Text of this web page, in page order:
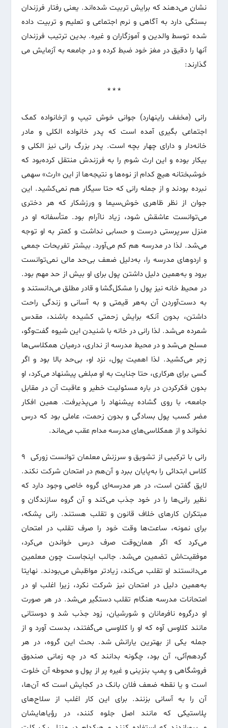
نشان می‌دهند که برایش تربیت شده‌اند. یعنی رفتار فرزندان
بستگی دارد به آگاهی و نرم اجتماعی و تعلیم و تربیت داده
شده توسط والدین و آموزگاران و غیره. بدین ترتیب فرزندان
آنها را دقیق در مغز خود ضبط کرده و در جامعه به آزمایش می
گذارند:
* * *
رانی (مخفف راینهارد) جوانی خوش تیپ و ازخانواده کمک
اجتماعی بگیری آمده است که پدر خانواده الکلی و مادر
خانه‌دار و دارای چهار بچه است. پدر بزرگ رانی نیز الکلی و
بیکار بوده و این ارث شوم را به فرزندش منتقل کرده‌بود که
خوشبختانه هیچ کدام از نوه‌ها و نتیجه‌ها از این «ارث» سهمی
نبرده بودند و از جمله رانی که حتا سیگار هم نمی‌کشید. این
جوان از نظر ظاهری خوش‌سیما و ورزشکار که هر دختری
می‌توانست عاشقش شود، زیاد نا‌آرام بود. متأسفانه او در
منزل سر‌پرستی درست و حسابی نداشت و کمتر به او توجه
می‌شد. لذا در مدرسه هم کم می‌آورد. بیشتر تفریحات جمعی
و اردوهای مدرسه را، به‌دلیل ضعف بی‌حد مالی نمی‌توانست
برود و به‌همین دلیل داشتن پول برای او بیش از حد مهم بود.
در محیط خانه نیز پول را مشکل‌گشا و قادر مطلق می‌دانستند و
به دست‌آوردن آن به‌هر قیمتی و به آسانی و زندگی راحت
داشتن، بدون آنکه برایش زحمتی کشیده باشند، مقدس
شمرده می‌شد. لذا رانی در خانه با شنیدن این شیوه گفت‌وگو،
مسلح می‌شد و در محیط مدرسه از نداری، درمیان همکلاسی‌ها
زجر می‌کشید. لذا اهمیت پول، نزد او، بی‌حد بالا بود و اگر
گسی برای هرکاری، حتا جنایت به او مبلغی پیشنهاد می‌کرد، او
بدون فکر‌کردن در باره مسئولیت خطیر و عاقبت آن در مقابل
جامعه، با روی گشاده پیشنهاد را می‌پذیرفت. همین افکار
مضر کسب پول بسادگی و بدون زحمت، عاملی بود که درس
نخواند و از همکلاسی‌های مدرسه مدام عقب می‌ماند.
رانی با ترکیبی از تشویق و سرزنش معلمان توانست زورکی ۹
کلاس ابتدائی را به‌پایان ببرد و آن‌هم در امتحان شرکت نکند.
لایق گفتن است، در هر مدرسه‌ای گروه خاصی وجود دارد که
نظیر رانی‌ها را در خود جذب می‌کند و آن گروه سازندگان و
مبتکران کارهای خلاف قانون و تقلب هستند. رانی پشکه،
برای نمونه، ساعت‌ها وقت خود را صرف تقلب در امتحان
می‌کرد که اگر همان‌وقت صرف درس خواندن می‌کرد،
موفقیت‌اش تضمین می‌شد. جالب اینجاست چون معلمین
می‌دانستند او تقلب می‌کند، زیادتر مواظبش می‌بودند. نهایتا
به‌همین دلیل در امتحان نیز شرکت نکرد، زیرا اغلب او در
امتحانات مدرسه هنگام تقلب دستگیر می‌شد. در هر صورت
او درگروه نافرمانان و شورشیان، زود جذب شد و دوستانی
مانند کلاوس آوه که او را کلاوسی می‌گفتند، بدست آورد و از
جمله یکی از بهترین یارانش شد. بحث این گروه، در هر
گرد‌هم‌آئی، آن بود، چگونه بدانند که در چه زمانی صندوق
فروشگاهی و پمپ بنزینی و غیره پر از پول و محوطه آن خلوت
است و یا نقطه ضعف فلان بانک در کجایش است که آن‌ها،
آن را به آسانی بزنند. برای این کار اغلب از سلاح‌های
پلاستیکی که مانند اصل جلوه کنند، در رؤیاهایشان